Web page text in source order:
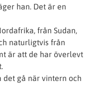
han. Det är en
från Sudan,
naturligtvis från
är att de har överlevt
det gå när vintern och